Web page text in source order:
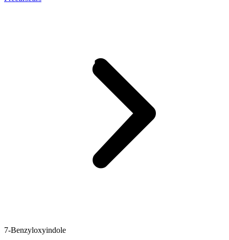
7-Benzyloxyindole